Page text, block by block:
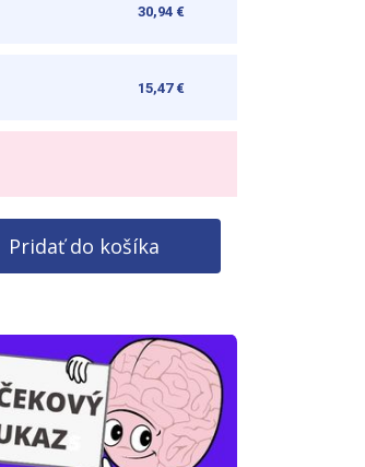
30,94 €
15,47 €
Pridať do košíka